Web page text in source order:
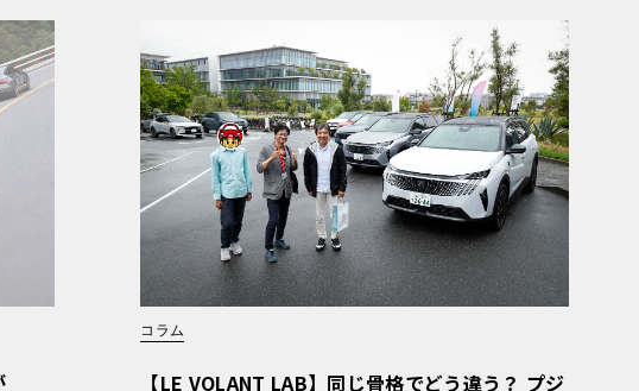
コラム
【LE VOLANT LAB】同じ骨格でどう違う？ プジ